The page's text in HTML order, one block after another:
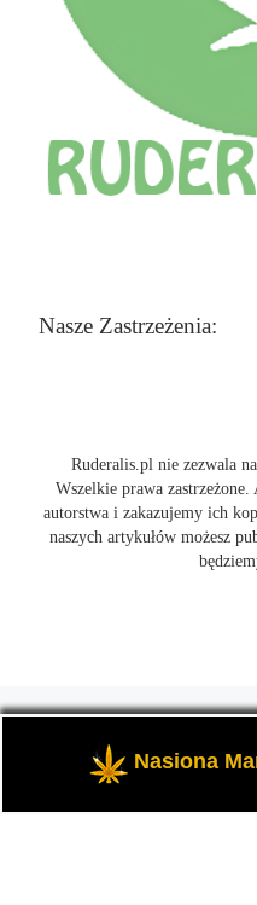
Nasze Zastrzeżenia:
Ruderalis.pl nie zezwala
Wszelkie prawa
autorstwa i zakazujemy ich
naszych artykułów możesz
marihuanie THC i konopi
Nasiona